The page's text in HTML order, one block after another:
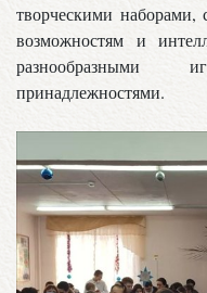
творческими
возможностям и
разнообразными
принадлежностями.